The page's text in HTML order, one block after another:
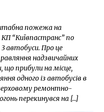
пожежа на
“Київпастранс” по
3 автобуси. Про це
надзвичайних
що прибули на місце,
одного із автобусів в
ремонтно-
перекинувся на […]